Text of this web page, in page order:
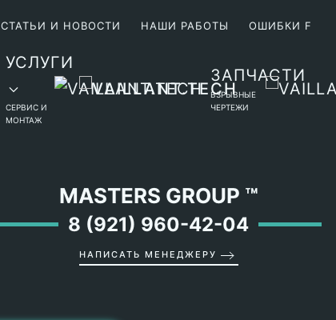
СТАТЬИ И НОВОСТИ НАШИ РАБОТЫ ОШИБКИ F
УСЛУГИ
СЕРВИС И
МОНТАЖ
ЗАПЧАСТИ
ВЗРЫВНЫЕ
ЧЕРТЕЖИ
MASTERS GROUP ™
8 (921) 960-42-04
НАПИСАТЬ МЕНЕДЖЕРУ